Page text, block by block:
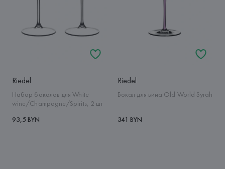
Riedel
Набор бокалов для White
wine/Champagne/Spirits, 2 шт
93,5 BYN
Riedel
Бокал для вина Old World Syrah
341 BYN